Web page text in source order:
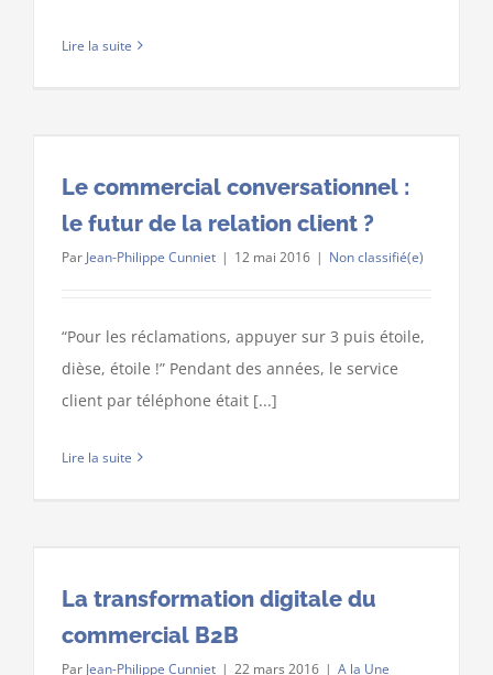
Lire la suite
Le commercial conversationnel :
le futur de la relation client ?
Par Jean-Philippe Cunniet | 12 mai 2016 | Non classifié(e)
“Pour les réclamations, appuyer sur 3 puis étoile,
dièse, étoile !” Pendant des années, le service
client par téléphone était [...]
Lire la suite
La transformation digitale du
commercial B2B
Par Jean-Philippe Cunniet | 22 mars 2016 | A la Une